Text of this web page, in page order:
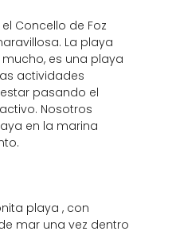
el Concello de Foz
La playa
es una playa
actividades
pasando el
Nosotros
en la marina
playa , con
mar una vez dentro